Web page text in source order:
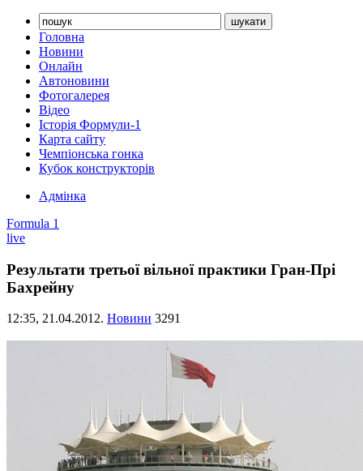
Головна
Новини
Онлайн
Автоновини
Фотогалерея
Відео
Історія Формули-1
Карта сайту
Чемпіонська гонка
Кубок конструкторів
Адмінка
Formula 1
live
Результати третьої вільної практики Гран-Прі
Бахрейну
12:35, 21.04.2012. Новини 3291